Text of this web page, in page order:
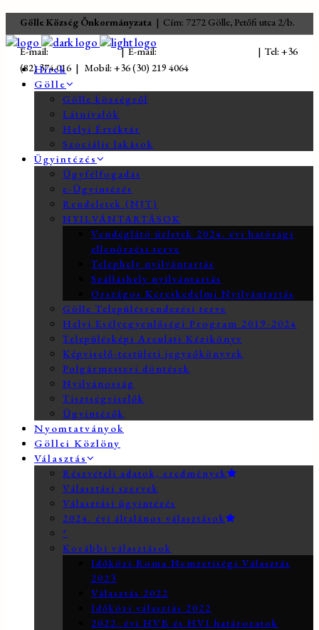
Gölle Község Önkormányzata | Cím: 7272 Gölle, Petőfi utca 2/b.
E-mail: jegyzo@golle.hu| E-mail:
| Tel: +36
(82) 374 016 | Mobil: +36 (30) 219 4064
Hírek
Gölle
Gölle községről
Látnivalók
Helyi Értéktár
Szociális lakások
Ügyintézés
Ügyfélfogadás
e-Ügyintézés
Rendeletek (NJT)
NYILVÁNTARTÁSOK
Vendéglátó üzletek 2024. évi hatósági
ellenőrzési terve
Telephely nyilvántartás
Szálláshely nyilvántartás
Országos Kereskedelmi Nyilvántartás
Gölle Településrendezési terve
Helyi Esélyegyenlőségi Program 2019-2024
Településképi Arculati Kézikönyv
Képviselő-testületi jegyzőkönyvek
Polgármesteri döntések
Nyilvánosság
Tisztségviselők
Ügyintézők
Nyomtatványok
Göllei Közlöny
Választás
Részvételi adatok, eredmények
Választási szervek
Választási ügyintézés
2024. évi általános választások
*
Korábbi választások
Időközi Roma Nemzetiségi Választás
2023
Választás 2022
Időközi választás 2022
2022. évi HVB és HVI határozatok